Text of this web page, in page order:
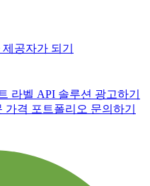
제공자가 되기
라벨 API 솔루션 광고하기
가격 포트폴리오 문의하기